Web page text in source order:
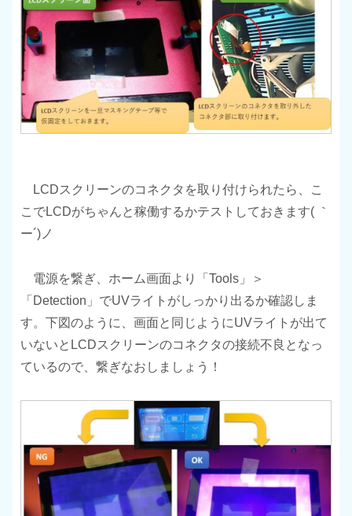
LCDスクリーンのコネクタを取り付けられたら、こ
こでLCDがちゃんと稼働するかテストしておきます( ｀
ー´)ノ
電源を繋ぎ、ホーム画面より「Tools」＞
「Detection」でUVライトがしっかり出るか確認しま
す。下図のように、画面と同じようにUVライトが出て
いないとLCDスクリーンのコネクタの接続不良となっ
ているので、繋ぎなおしましょう！